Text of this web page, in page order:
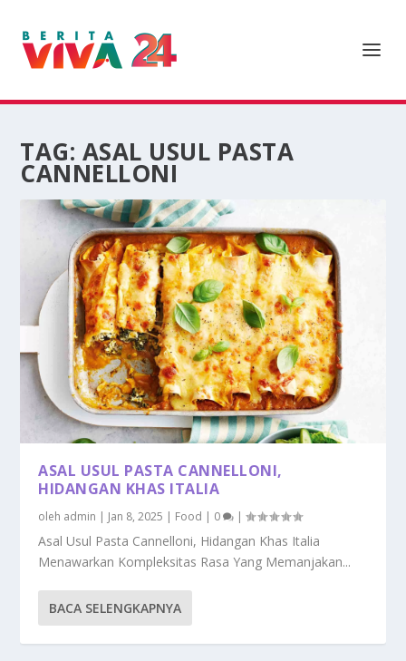
TAG: ASAL USUL PASTA
CANNELLONI
ASAL USUL PASTA CANNELLONI,
HIDANGAN KHAS ITALIA
oleh admin | Jan 8, 2025 | Food | 0 |
Asal Usul Pasta Cannelloni, Hidangan Khas Italia
Menawarkan Kompleksitas Rasa Yang Memanjakan...
BACA SELENGKAPNYA